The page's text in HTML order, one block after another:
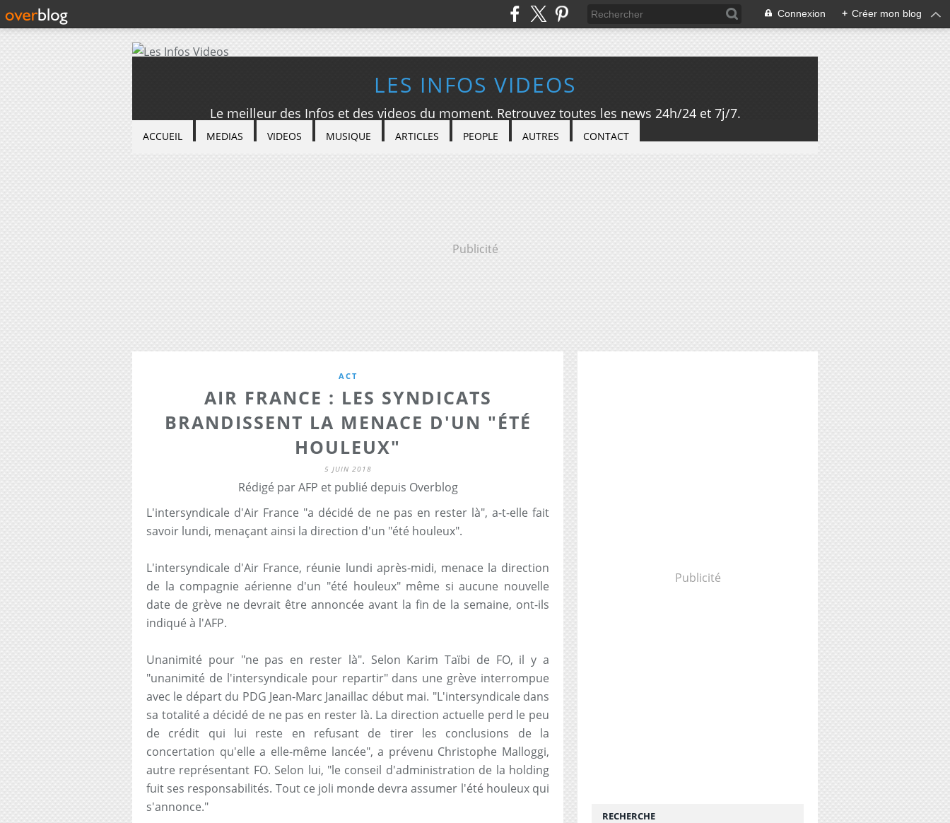
Connexion + Créer mon blog
LES INFOS VIDEOS
Le meilleur des Infos et des videos du moment. Retrouvez toutes les news 24h/24 et 7j/7.
ACCUEIL MEDIAS VIDEOS MUSIQUE ARTICLES PEOPLE AUTRES CONTACT
Publicité
ACT
AIR FRANCE : LES SYNDICATS
BRANDISSENT LA MENACE D'UN "ÉTÉ
HOULEUX"
5 JUIN 2018
Rédigé par AFP et publié depuis Overblog
L'intersyndicale d'Air France "a décidé de ne pas en rester là", a-t-elle fait
savoir lundi, menaçant ainsi la direction d'un "été houleux".
L'intersyndicale d'Air France, réunie lundi après-midi, menace la direction
de la compagnie aérienne d'un "été houleux" même si aucune nouvelle
date de grève ne devrait être annoncée avant la fin de la semaine, ont-ils
indiqué à l'AFP.
Unanimité pour "ne pas en rester là". Selon Karim Taïbi de FO, il y a
"unanimité de l'intersyndicale pour repartir" dans une grève interrompue
avec le départ du PDG Jean-Marc Janaillac début mai. "L'intersyndicale dans
sa totalité a décidé de ne pas en rester là. La direction actuelle perd le peu
de crédit qui lui reste en refusant de tirer les conclusions de la
concertation qu'elle a elle-même lancée", a prévenu Christophe Malloggi,
autre représentant FO. Selon lui, "le conseil d'administration de la holding
fuit ses responsabilités. Tout ce joli monde devra assumer l'été houleux qui
s'annonce."
Publicité
RECHERCHE